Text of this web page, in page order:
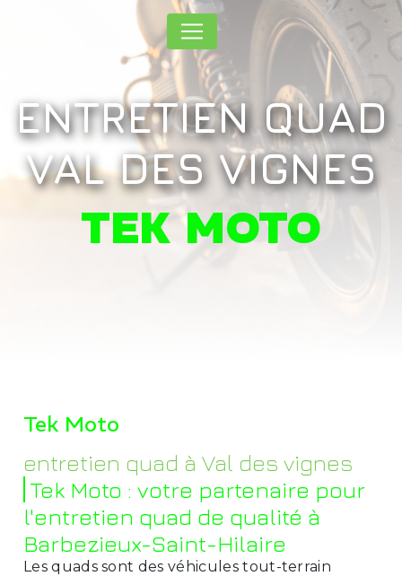
ENTRETIEN QUAD
VAL DES VIGNES
TEK MOTO
Tek Moto
entretien quad à Val des vignes
Tek Moto : votre partenaire pour
l'entretien quad de qualité à
Barbezieux-Saint-Hilaire
Les quads sont des véhicules tout-terrain
Panneau de gestion des cookies